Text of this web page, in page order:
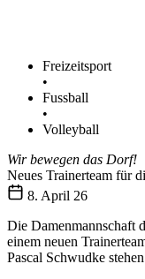
Freizeitsport
•
Fussball
•
Volleyball
Wir bewegen das Dorf!
Neues Trainerteam für
8. April 26
Die Damenmannschaft
einem neuen
Pascal Schwudke